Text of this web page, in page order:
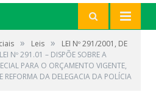
» Leis »
LEI Nº 291/2001, DE
LEI Nº 291.01 – DISPÕE SOBRE A
PARA O ORÇAMENTO VIGENTE,
REFORMA DA DELEGACIA DA POLÍCIA